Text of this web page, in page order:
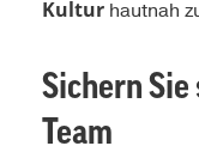
Kultur hautnah
Sichern
Team